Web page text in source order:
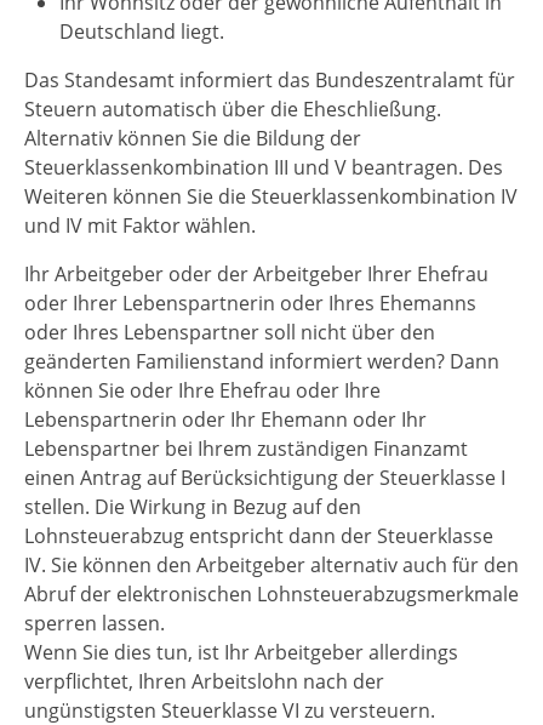
Deutschland liegt.
Das Standesamt informiert das Bundeszentralamt für
Steuern automatisch über die Eheschließung.
Alternativ können Sie die Bildung der
Steuerklassenkombination III und V beantragen. Des
Weiteren können Sie die Steuerklassenkombination IV
und IV mit Faktor wählen.
Ihr Arbeitgeber oder der Arbeitgeber Ihrer Ehefrau
oder Ihrer Lebenspartnerin oder Ihres Ehemanns
oder Ihres Lebenspartner soll nicht über den
geänderten Familienstand informiert werden? Dann
können Sie oder Ihre Ehefrau oder Ihre
Lebenspartnerin oder Ihr Ehemann oder Ihr
Lebenspartner bei Ihrem zuständigen Finanzamt
einen Antrag auf Berücksichtigung der Steuerklasse I
stellen. Die Wirkung in Bezug auf den
Lohnsteuerabzug entspricht dann der Steuerklasse
IV. Sie können den Arbeitgeber alternativ auch für den
Abruf der elektronischen Lohnsteuerabzugsmerkmale
sperren lassen.
Wenn Sie dies tun, ist Ihr Arbeitgeber allerdings
verpflichtet, Ihren Arbeitslohn nach der
ungünstigsten Steuerklasse VI zu versteuern.